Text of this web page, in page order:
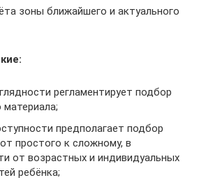
зоны ближайшего и актуального
регламентирует подбор
материала;
предполагает подбор
простого к сложному, в
от возрастных и индивидуальных
ребёнка;